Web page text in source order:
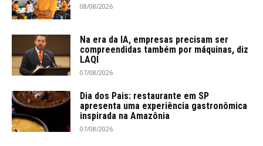
08/08/2026
Na era da IA, empresas precisam ser
compreendidas também por máquinas, diz
LAQI
07/08/2026
Dia dos Pais: restaurante em SP
apresenta uma experiência gastronômica
inspirada na Amazônia
07/08/2026